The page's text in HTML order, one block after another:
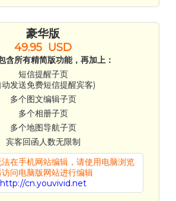
豪华版
49.95 USD
含所有精简版功能，再加上：
短信提醒子页
动发送免费短信提醒宾客)
多个图文编辑子页
多个相册子页
多个地图导航子页
宾客回函人数无限制
在手机网站编辑，请使用电脑浏览
访问电脑版网站进行编辑
http://cn.youvivid.net